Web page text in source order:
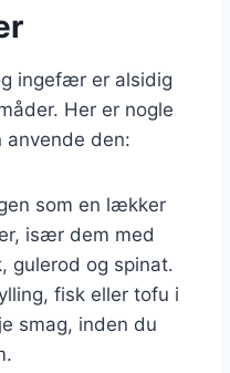
ingefær er alsidig
Her er nogle
anvende den:
som en lækker
især dem med
gulerod og spinat.
fisk eller tofu i
smag, inden du